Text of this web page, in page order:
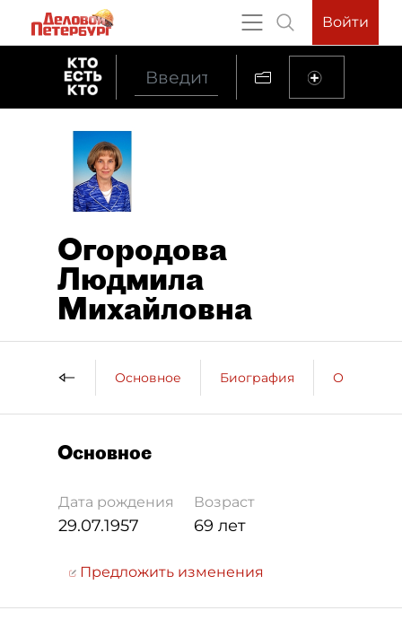
Войти
Огородова
Людмила
Михайловна
Основное Биография
Основное
Дата рождения
29.07.1957
Возраст
69 лет
Предложить изменения